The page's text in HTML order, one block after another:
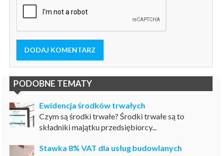
DODAJ KOMENTARZ
PODOBNE TEMATY
Ewidencja środków trwałych
Czym są środki trwałe? Środki trwałe są to
składniki majątku przedsiębiorcy...
Stawka 8% VAT dla usług budowlanych